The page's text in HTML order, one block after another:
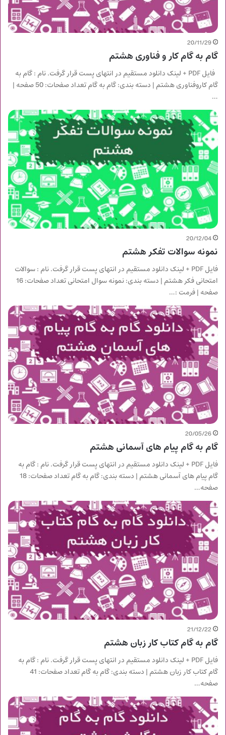
20/11/29
گام به گام کار و فناوری هشتم
فایل PDF + لینک دانلود مستقیم در انتهای پست قرار گرفت. نام : گام به
گام کاروفناوری هشتم | دسته بندی: گام به گام تعداد صفحات: 50 صفحه |
…
20/12/04
نمونه سوالات تفکر هشتم
فایل PDF + لینک دانلود مستقیم در انتهای پست قرار گرفت. نام : سوالات
امتحانی فکر هشتم | دسته بندی: نمونه سوال امتحانی تعداد صفحات: 16
صفحه | فرمت :…
20/05/26
گام به گام پیام های آسمانی هشتم
فایل PDF + لینک دانلود مستقیم در انتهای پست قرار گرفت. نام : گام به
گام پیام های آسمانی هشتم | دسته بندی: گام به گام تعداد صفحات: 18
صفحه…
21/12/22
گام به گام کتاب کار زبان هشتم
فایل PDF + لینک دانلود مستقیم در انتهای پست قرار گرفت. نام : گام به
گام کتاب کار زبان هشتم | دسته بندی: گام به گام تعداد صفحات: 41
صفحه…